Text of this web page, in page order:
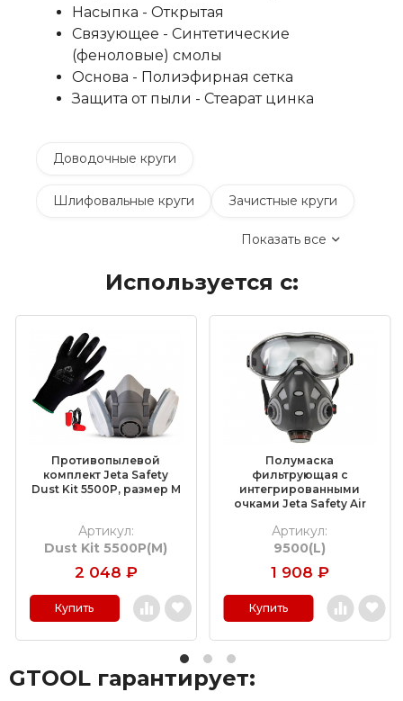
Насыпка - Открытая
Связующее - Синтетические
(феноловые) смолы
Основа - Полиэфирная сетка
Защита от пыли - Стеарат цинка
Доводочные круги
Шлифовальные круги Зачистные круги
Круги лепестковые торцевые шлифовальные
(КЛТ)
Шлифовальные круги на липучке Velcro
Обдирочные круги
Шлифовальные валики Фибровые круги
Абразивные шлифовальные головки
Шлифовальные листы и рулоны
Круги с креплением Roloc™
Шлифовальные абразивные ленты
Отрезные круги по металлу
Шлифовальные гильзы
Показать все
Используется с:
Противопылевой
комплект Jeta Safety
Dust Kit 5500P, размер M
Артикул:
Dust Kit 5500P(M)
2 048 ₽
Купить
Полумаска
фильтрующая с
интегрированными
очками Jeta Safety Air
Артикул:
9500(L)
1 908 ₽
Купить
GTOOL гарантирует: